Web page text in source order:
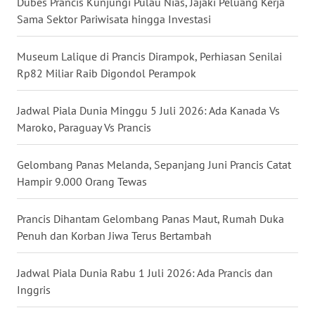
Sama Sektor Pariwisata hingga Investasi
Museum Lalique di Prancis Dirampok, Perhiasan Senilai
Rp82 Miliar Raib Digondol Perampok
Jadwal Piala Dunia Minggu 5 Juli 2026: Ada Kanada Vs
Maroko, Paraguay Vs Prancis
Gelombang Panas Melanda, Sepanjang Juni Prancis Catat
Hampir 9.000 Orang Tewas
Prancis Dihantam Gelombang Panas Maut, Rumah Duka
Penuh dan Korban Jiwa Terus Bertambah
Jadwal Piala Dunia Rabu 1 Juli 2026: Ada Prancis dan
Inggris
WN
BABEL
WN
SUMBAR
WN
WN
BENGKULU
LAMPUNG
WN
JATENG